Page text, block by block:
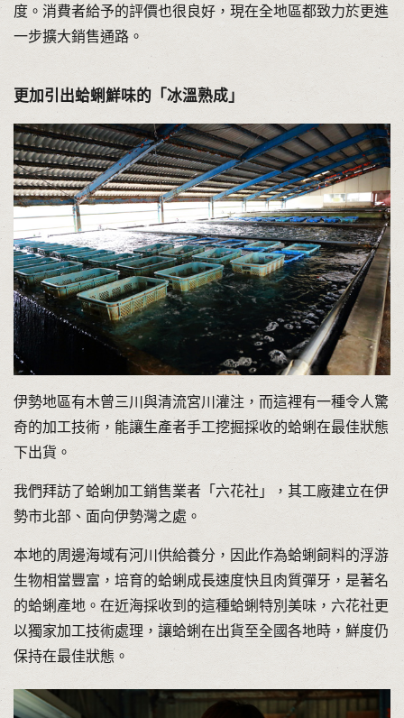
度。消費者給予的評價也很良好，現在全地區都致力於更進
一步擴大銷售通路。
更加引出蛤蜊鮮味的「冰溫熟成」
伊勢地區有木曾三川與清流宮川灌注，而這裡有一種令人驚
奇的加工技術，能讓生產者手工挖掘採收的蛤蜊在最佳狀態
下出貨。
我們拜訪了蛤蜊加工銷售業者「六花社」，其工廠建立在伊
勢市北部、面向伊勢灣之處。
本地的周邊海域有河川供給養分，因此作為蛤蜊飼料的浮游
生物相當豐富，培育的蛤蜊成長速度快且肉質彈牙，是著名
的蛤蜊產地。在近海採收到的這種蛤蜊特別美味，六花社更
以獨家加工技術處理，讓蛤蜊在出貨至全國各地時，鮮度仍
保持在最佳狀態。